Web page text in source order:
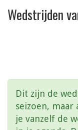
Wedstrijden
Dit zijn de
seizoen, maar
je vanzelf de